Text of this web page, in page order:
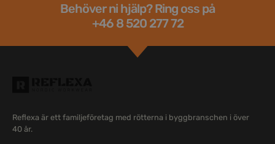
Behöver ni hjälp? Ring oss på
+46 8 520 277 72
Reflexa är ett familjeföretag med rötterna i byggbranschen i över
40 år.